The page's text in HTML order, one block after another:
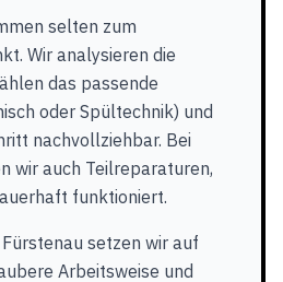
selten zum
Wir analysieren die
das passende
oder Spültechnik) und
nachvollziehbar. Bei
wir auch Teilreparaturen,
funktioniert.
setzen wir auf
Arbeitsweise und